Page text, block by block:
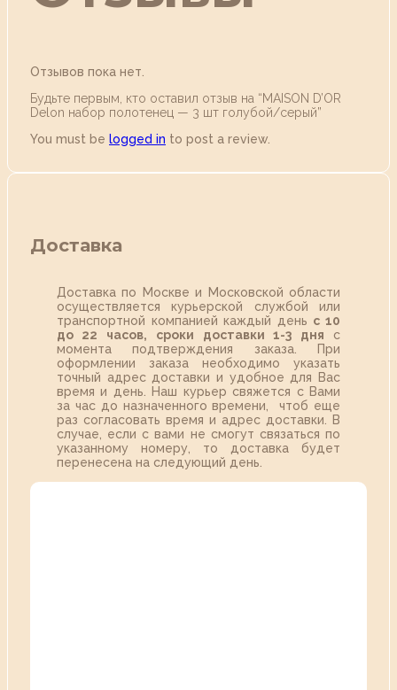
Отзывов пока нет.
Будьте первым, кто оставил отзыв на “MAISON D’OR
Delon набор полотенец — 3 шт голубой/серый”
You must be logged in to post a review.
Доставка
Доставка по Москве и Московской области
осуществляется курьерской службой или
транспортной компанией каждый день с 10
до 22 часов,
сроки доставки 1-3 дня с
момента подтверждения заказа. При
оформлении заказа необходимо указать
точный адрес доставки и удобное для Вас
время и день. Наш курьер свяжется с Вами
за час до назначенного времени, чтоб еще
раз согласовать время и адрес доставки. В
случае, если с вами не смогут связаться по
указанному номеру, то доставка будет
перенесена на следующий день.